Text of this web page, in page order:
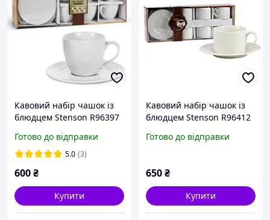
Кавовий набір чашок із
блюдцем Stenson R96397
Готово до відправки
5.0 (3)
600₴
Купити
Кавовий набір чашок із
блюдцем Stenson R96412
Готово до відправки
650₴
Купити